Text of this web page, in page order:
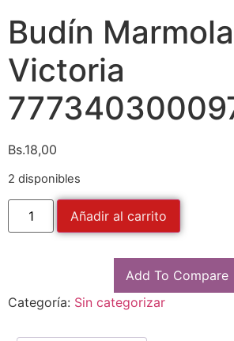
Budín
Victoria
Bs.18,00
2 disponibles
Añadir al carrito
Add To Compare
Categoría: Sin categorizar